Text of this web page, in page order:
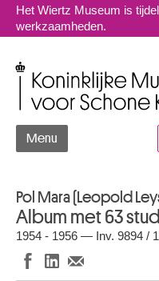
Het Wiertz Museum is
werkzaamheden.
Menu
Pol Mara (Leopold
Album met 63
1954 - 1956 — Inv. 9894 /